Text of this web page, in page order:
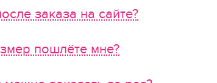
заказа на сайте?
пошлёте мне?